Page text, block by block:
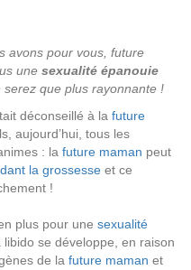
avons pour vous, future
une sexualité épanouie
serez que plus rayonnante !
déconseillé à la future
aujourd’hui, tous les
: la future maman peut
la grossesse et ce
!
plus pour une sexualité
libido se développe, en raison
de la future maman et